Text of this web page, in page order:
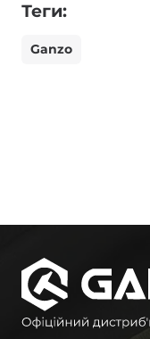
Теги:
Ganzo